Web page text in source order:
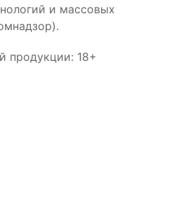
и массовых
продукции: 18+